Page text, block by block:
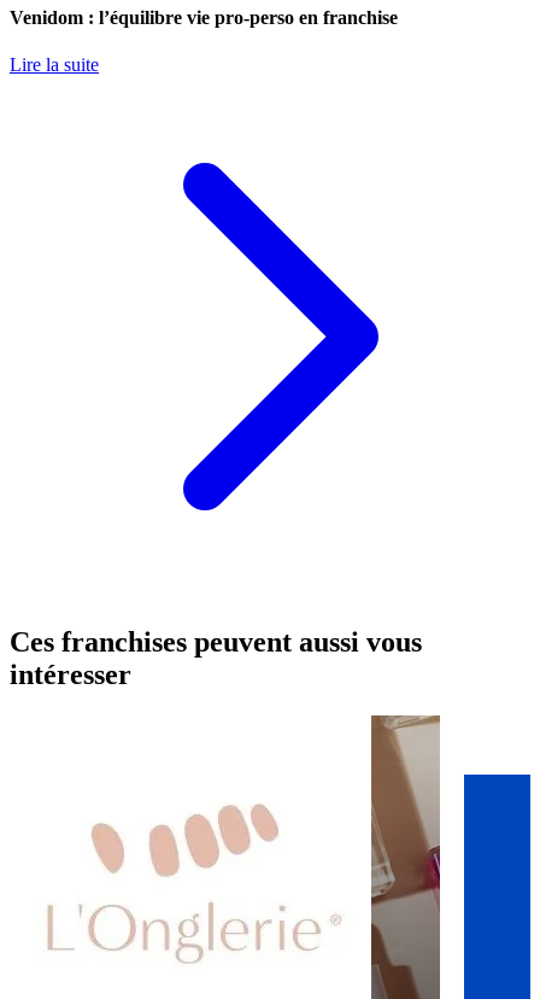
Venidom : l’équilibre vie pro-perso en franchise
Lire la suite
Ces franchises peuvent aussi vous
intéresser